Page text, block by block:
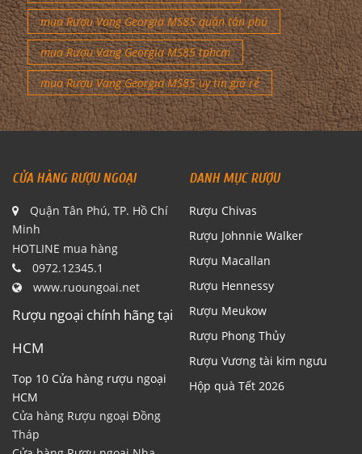
mua Rượu Vang Georgia MS85 quận tân phú
mua Rượu Vang Georgia MS85 tphcm
mua Rượu Vang Georgia MS85 uy tín giá rẻ
CỬA HÀNG RƯỢU NGOẠI
Quận Tân Phú, TP. Hồ Chí
Minh
HOTLINE mua hàng
0972.12345.1
www.ruoungoai.net
Rượu ngoại chính hãng tại
HCM
Top 10 Cửa hàng rượu ngoại
HCM
Cửa hàng Rượu ngoại Đồng
Tháp
DANH MỤC RƯỢU
Rượu Chivas
Rượu Johnnie Walker
Rượu Macallan
Rượu Hennessy
Rượu Meukow
Rượu Phong Thủy
Rượu Vương tài kim ngưu
Hộp quà Tết 2026